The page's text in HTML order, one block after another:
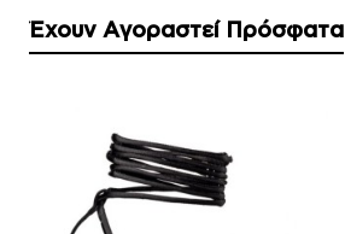
Έχουν Αγοραστεί Πρόσφατα